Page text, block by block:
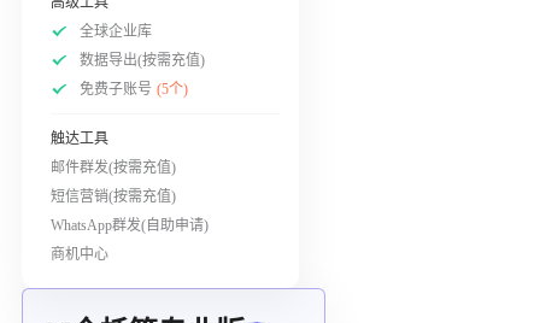
全球企业库
数据导出(按需充值)
免费子账号 (5个)
触达工具
邮件群发(按需充值)
短信营销(按需充值)
WhatsApp群发(自助申请)
商机中心